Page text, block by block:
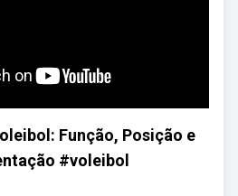
Função, Posição e
#voleibol